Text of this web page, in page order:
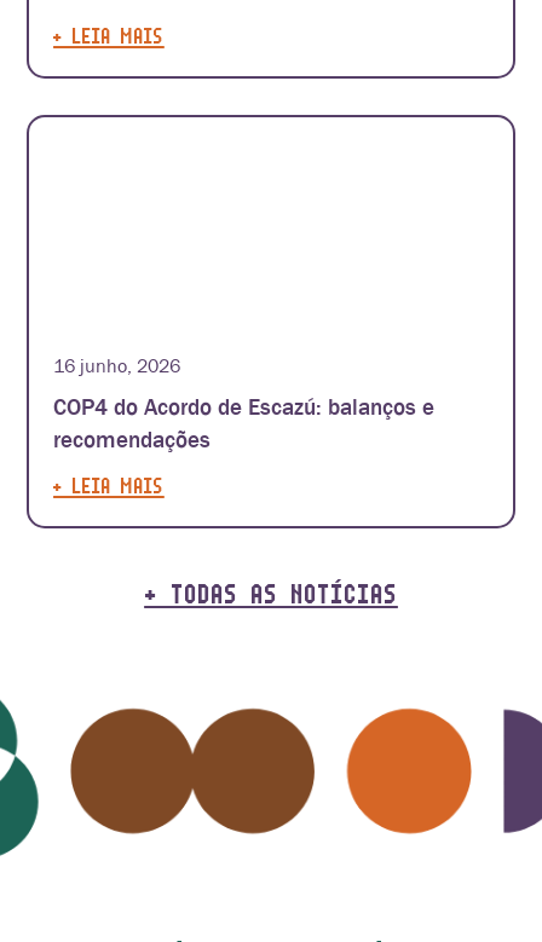
+ LEIA MAIS
16 junho, 2026
COP4 do Acordo de Escazú: balanços e
recomendações
+ LEIA MAIS
+ TODAS AS NOTÍCIAS